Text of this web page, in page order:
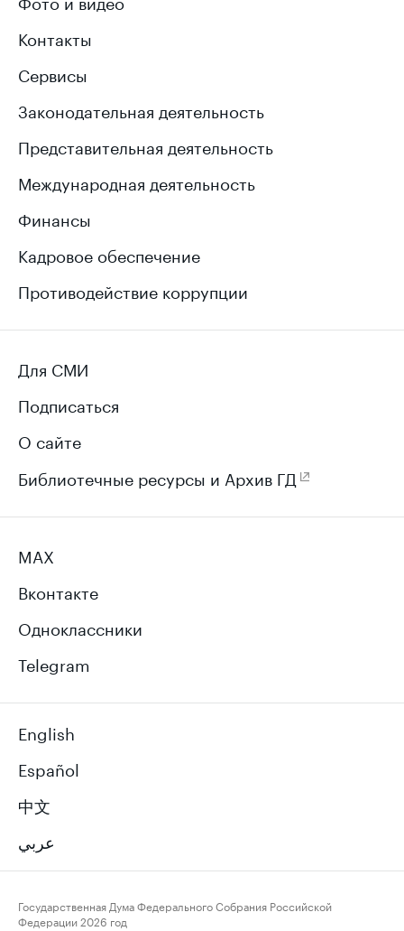
Контакты
Сервисы
Законодательная деятельность
Представительная деятельность
Международная деятельность
Финансы
Кадровое обеспечение
Противодействие коррупции
Для СМИ
Подписаться
О сайте
Библиотечные ресурсы и Архив ГД
MAX
Вконтакте
Одноклассники
Telegram
English
Español
中文
عربي
Государственная Дума Федерального Собрания Российской
Федерации2026 год